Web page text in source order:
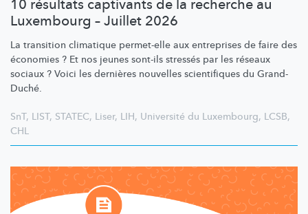
10 résultats captivants de la recherche au
Luxembourg – Juillet 2026
La transition climatique permet-elle aux entreprises de faire des
économies ? Et nos jeunes sont-ils stressés par les réseaux
sociaux ? Voici les dernières nouvelles scientifiques du Grand-
Duché.
SnT, LIST, STATEC, Liser, LIH, Université du Luxembourg, LCSB,
CHL